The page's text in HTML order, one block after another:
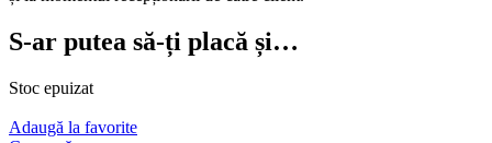
S-ar putea să-ți placă și…
Stoc epuizat
Adaugă la favorite